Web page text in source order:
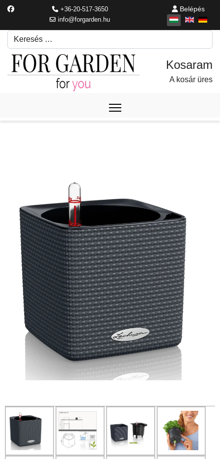
+36-20-517-3650
info@forgarden.hu
Belépés
Keresés
Írjon be egy keresési kifejezést.
A kosár üres